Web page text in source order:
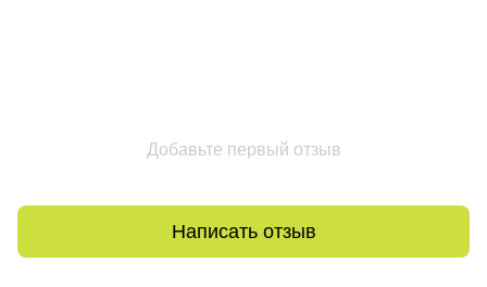
Добавьте первый отзыв
Написать отзыв